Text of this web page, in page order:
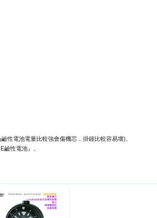
性電池電量比較強會傷機芯，掛鐘比較容易壞)。
性電池』。